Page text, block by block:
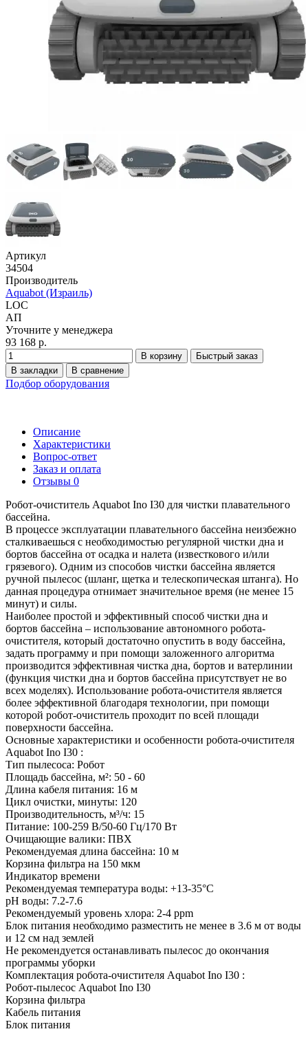
Артикул
34504
Производитель
Aquabot (Израиль)
LOC
АП
Уточните у менеджера
93 168 р.
В корзину
Быстрый заказ
В закладки
В сравнение
Подбор оборудования
Описание
Характеристики
Вопрос-ответ
Заказ и оплата
Отзывы 0
Робот-очиститель Aquabot Ino I30 для чистки плавательного
бассейна.
В процессе эксплуатации плавательного бассейна неизбежно
сталкиваешься с необходимостью регулярной чистки дна и
бортов бассейна от осадка и налета (известкового и/или
грязевого). Одним из способов чистки бассейна является
ручной пылесос (шланг, щетка и телескопическая штанга). Но
данная процедура отнимает значительное время (не менее 15
минут) и силы.
Наиболее простой и эффективный способ чистки дна и
бортов бассейна – использование автономного робота-
очистителя, который достаточно опустить в воду бассейна,
задать программу и при помощи заложенного алгоритма
производится эффективная чистка дна, бортов и ватерлинии
(функция чистки дна и бортов бассейна присутствует не во
всех моделях). Использование робота-очистителя является
более эффективной благодаря технологии, при помощи
которой робот-очиститель проходит по всей площади
поверхности бассейна.
Основные характеристики и особенности робота-очистителя
Aquabot Ino I30 :
Тип пылесоса: Робот
Площадь бассейна, м²: 50 - 60
Длина кабеля питания: 16 м
Цикл очистки, минуты: 120
Производительность, м³/ч: 15
Питание: 100-259 В/50-60 Гц/170 Вт
Очищающие валики: ПВХ
Рекомендуемая длина бассейна: 10 м
Корзина фильтра на 150 мкм
Индикатор времени
Рекомендуемая температура воды: +13-35°C
pH воды: 7.2-7.6
Рекомендуемый уровень хлора: 2-4 ppm
Блок питания необходимо разместить не менее в 3.6 м от воды
и 12 см над землей
Не рекомендуется останавливать пылесос до окончания
программы уборки
Комплектация робота-очистителя Aquabot Ino I30 :
Робот-пылесос Aquabot Ino I30
Корзина фильтра
Кабель питания
Блок питания